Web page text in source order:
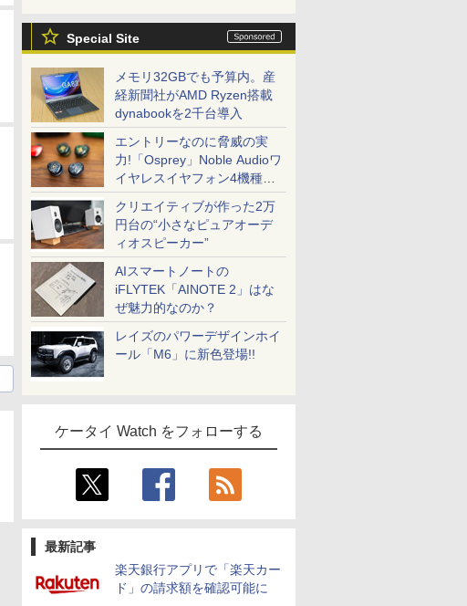
Special Site
メモリ32GBでも予算内。産
経新聞社がAMD Ryzen搭載
dynabookを2千台導入
エントリーなのに脅威の実
力!「Osprey」Noble Audioワ
イヤレスイヤフォン4機種を
一気に聴く
クリエイティブが作った2万
円台の“小さなピュアオーデ
ィオスピーカー”
AIスマートノートの
iFLYTEK「AINOTE 2」はな
ぜ魅力的なのか？
レイズのパワーデザインホイ
ール「M6」に新色登場!!
ケータイ Watch をフォローする
最新記事
楽天銀行アプリで「楽天カー
ド」の請求額を確認可能に